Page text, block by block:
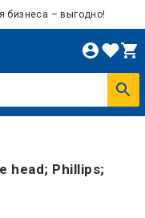
бизнеса – выгодно!
head; Phillips;